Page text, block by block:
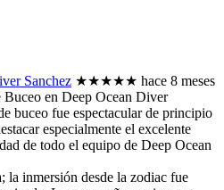
Sanchez ★★★★★ hace 8 meses
en Deep Ocean Diver
buceo fue espectacular de principio
especialmente el excelente
de todo el equipo de Deep Ocean
la inmersión desde la zodiac fue